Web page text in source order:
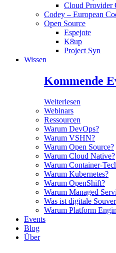
Cloud Provider
Codey – European
Open Source
Espejote
K8up
Project Syn
Wissen
Kommende
Weiterlesen
Webinars
Ressourcen
Warum DevOps?
Warum VSHN?
Warum Open Source?
Warum Cloud Native?
Warum Container-
Warum Kubernetes?
Warum OpenShift?
Warum Managed
Was ist digitale
Warum Platform
Events
Blog
Über